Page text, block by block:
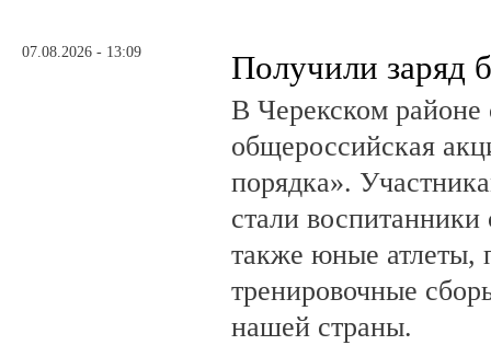
07.08.2026 - 13:09 Получили заряд
В Черекском районе
общероссийская
порядка».
стали
также юные атлеты,
тренировочные
нашей страны.